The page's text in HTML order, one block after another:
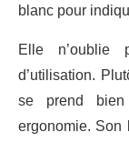
blanc pour
Elle n’oublie
d’utilisation.
se prend
ergonomie. Son